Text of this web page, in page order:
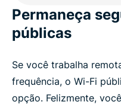
Permaneça
públicas
Se você trabalha
frequência, o Wi-Fi
opção. Felizmente,